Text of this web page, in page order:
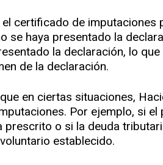
certificado de imputaciones
se haya presentado la
la declaración, lo
de la declaración.
en ciertas situaciones,
Por ejemplo, si el
prescrito o si la deuda
establecido.